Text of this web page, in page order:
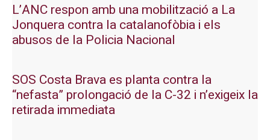
L’ANC respon amb una mobilització a La
Jonquera contra la catalanofòbia i els
abusos de la Policia Nacional
SOS Costa Brava es planta contra la
“nefasta” prolongació de la C-32 i n’exigeix la
retirada immediata